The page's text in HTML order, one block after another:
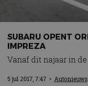
SUBARU OPENT
IMPREZA
Vanaf dit najaar in
5 jul 2017, 7:47 • Autonieuws